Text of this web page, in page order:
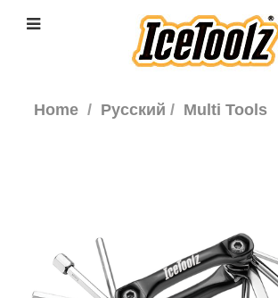
Home Русский Multi Tools